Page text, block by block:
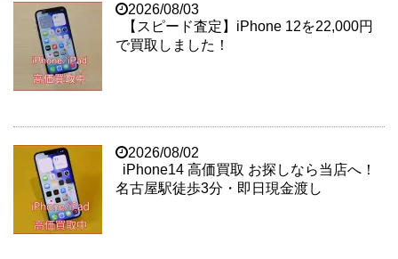
2026/08/03
【スピード査定】iPhone 12を22,000円
で買取しました！
2026/08/02
iPhone14 高価買取 お探しなら当店へ！
名古屋駅徒歩3分・即日現金渡し